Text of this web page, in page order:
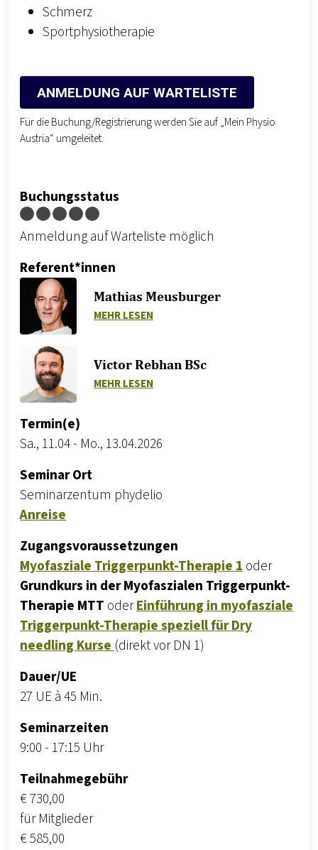
Schmerz
Sportphysiotherapie
ANMELDUNG AUF WARTELISTE
Für die Buchung/Registrierung werden Sie auf „Mein Physio
Austria“ umgeleitet.
Buchungsstatus
Anmeldung auf Warteliste möglich
Referent*innen
Mathias Meusburger
MEHR LESEN
Victor Rebhan BSc
MEHR LESEN
Termin(e)
Sa., 11.04- Mo., 13.04.2026
Seminar Ort
Seminarzentum phydelio
Anreise
Zugangsvoraussetzungen
Myofasziale Triggerpunkt-Therapie 1oder
Grundkurs in der Myofaszialen Triggerpunkt-
Therapie MTT oderEinführung in myofasziale
Triggerpunkt-Therapie speziell für Dry
needling Kurse (direkt vor DN 1)
Dauer/UE
27 UE à 45 Min.
Seminarzeiten
9:00 - 17:15 Uhr
Teilnahmegebühr
€ 730,00
für Mitglieder
€ 585,00